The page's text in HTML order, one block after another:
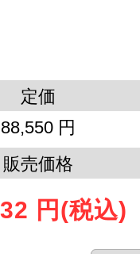
定価
88,550 円
販売価格
円 (税込)